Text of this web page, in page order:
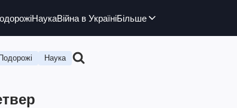
НаукаВійна в УкраїніБільше
Подорожі Наука